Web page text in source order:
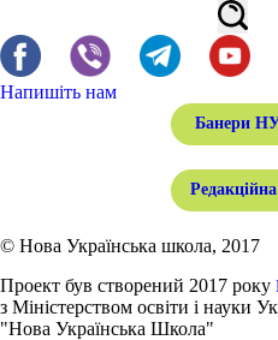
Напишіть нам
Банери
© Нова Українська школа, 2017
Проект був створений 2017 року
з Міністерством освіти і науки
"Нова Українська Школа"